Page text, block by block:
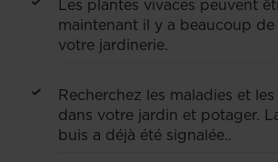
Les plantes vivaces peuvent
maintenant il y a beaucoup
votre jardinerie.
Recherchez les maladies et
dans votre jardin et potager.
buis a déjà été signalée..